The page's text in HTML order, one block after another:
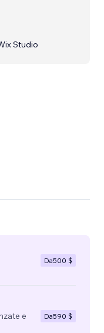
Studio
Da500 $
e
Da590 $